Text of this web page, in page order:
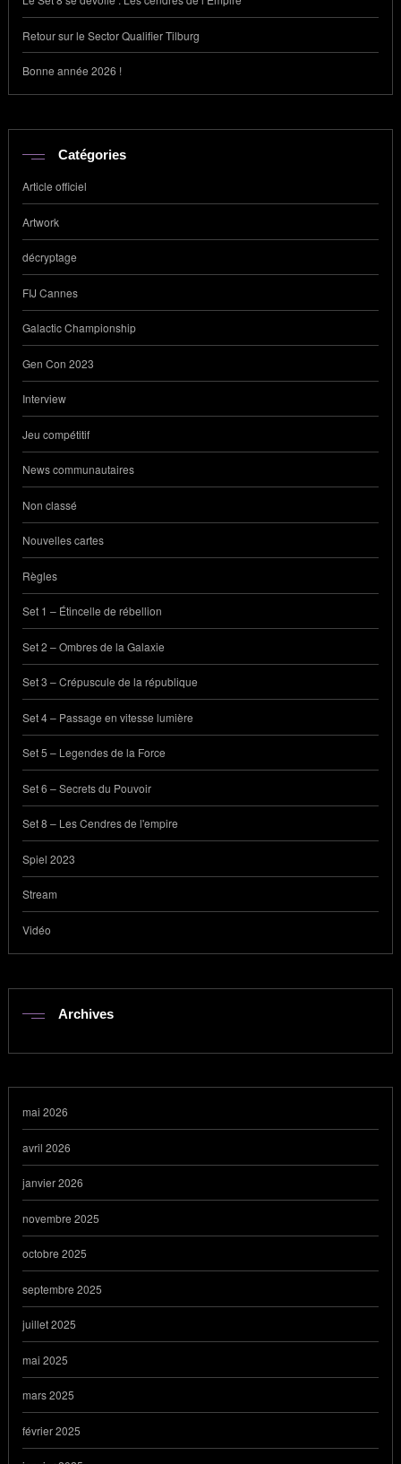
Retour sur le Sector Qualifier Tilburg
Bonne année 2026 !
Catégories
Article officiel
Artwork
décryptage
FIJ Cannes
Galactic Championship
Gen Con 2023
Interview
Jeu compétitif
News communautaires
Non classé
Nouvelles cartes
Règles
Set 1 – Étincelle de rébellion
Set 2 – Ombres de la Galaxie
Set 3 – Crépuscule de la république
Set 4 – Passage en vitesse lumière
Set 5 – Legendes de la Force
Set 6 – Secrets du Pouvoir
Set 8 – Les Cendres de l'empire
Spiel 2023
Stream
Vidéo
Archives
mai 2026
avril 2026
janvier 2026
novembre 2025
octobre 2025
septembre 2025
juillet 2025
mai 2025
mars 2025
février 2025